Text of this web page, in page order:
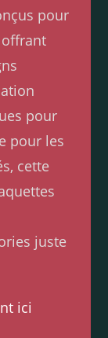
pour
pour
pour les
cette
juste
ici